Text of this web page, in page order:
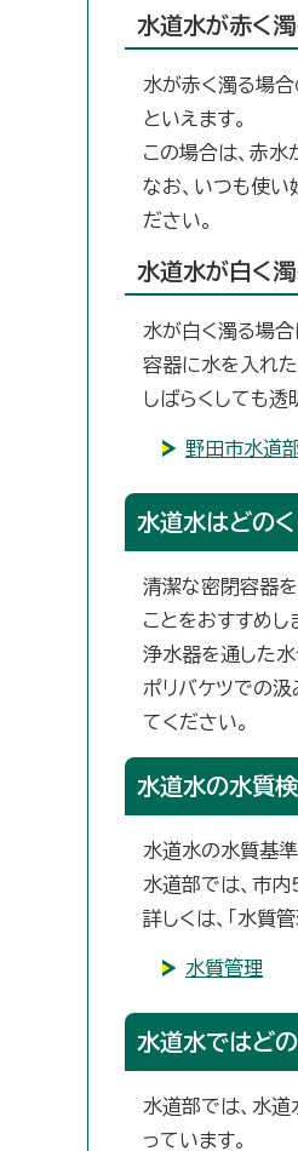
水道水が赤く
水が赤く濁る場
といえます。
この場合は、赤水
なお、いつも使い
ださい。
水道水が白く
水が白く濁る場合
容器に水を入れた
しばらくしても透
野田市水道
水道水はどの
清潔な密閉容器
ことをおすすめし
浄水器を通した
ポリバケツでの
てください。
水道水の水質
水道水の水質基
水道部では、市内
詳しくは、「水質
水質管理
水道水ではど
水道部では、水
っています。